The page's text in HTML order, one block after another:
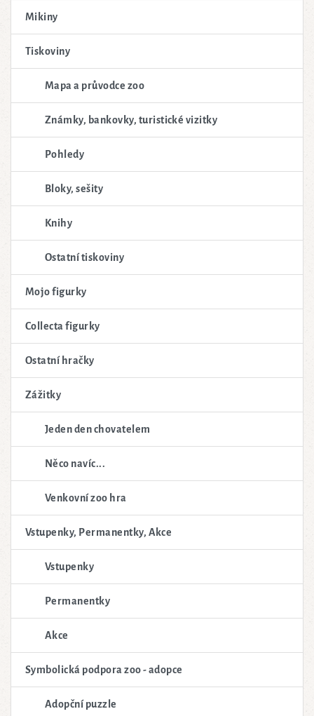
Mikiny
Tiskoviny
Mapa a průvodce zoo
Známky, bankovky, turistické vizitky
Pohledy
Bloky, sešity
Knihy
Ostatní tiskoviny
Mojo figurky
Collecta figurky
Ostatní hračky
Zážitky
Jeden den chovatelem
Něco navíc...
Venkovní zoo hra
Vstupenky, Permanentky, Akce
Vstupenky
Permanentky
Akce
Symbolická podpora zoo - adopce
Adopční puzzle